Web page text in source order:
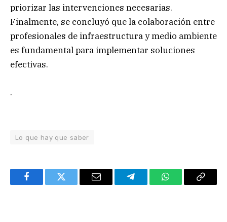
priorizar las intervenciones necesarias.
Finalmente, se concluyó que la colaboración entre
profesionales de infraestructura y medio ambiente
es fundamental para implementar soluciones
efectivas.
.
Lo que hay que saber
FacebookTwitter Email TelegramWhatsAppCopy